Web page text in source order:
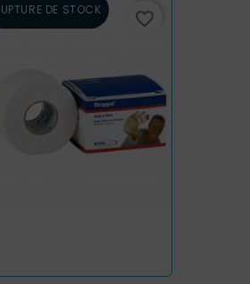
DE STOCK favorite_border